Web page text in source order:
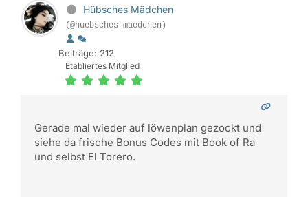
Hübsches Mädchen
(@huebsches-maedchen)
Beiträge: 212
Etabliertes Mitglied
Gerade mal wieder auf löwenplan gezockt und
siehe da frische Bonus Codes mit Book of Ra
und selbst El Torero.